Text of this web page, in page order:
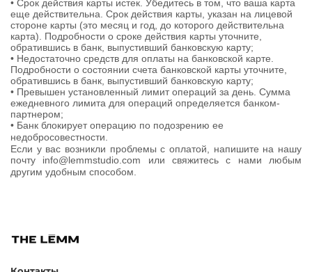
• Срок действия карты истек. Убедитесь в том, что ваша карта
еще действительна. Срок действия карты, указан на лицевой
стороне карты (это месяц и год, до которого действительна
карта). Подробности о сроке действия карты уточните,
обратившись в банк, выпустивший банковскую карту;
• Недостаточно средств для оплаты на банковской карте.
Подробности о состоянии счета банковской карты уточните,
обратившись в банк, выпустивший банковскую карту;
• Превышен установленный лимит операций за день. Сумма
ежедневного лимита для операций определяется банком-
партнером;
• Банк блокирует операцию по подозрению ее
недобросовестности.
Если у вас возникли проблемы с оплатой, напишите на нашу
почту info@lemmstudio .com или свяжитесь с нами любым
другим удобным способом.